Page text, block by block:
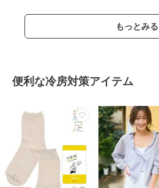
もっとみる
便利な冷房対策アイテム